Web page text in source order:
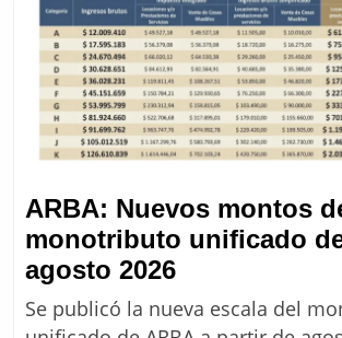
precios
de
Massalin
desde
agosto
2026
ARBA: Nuevos montos
monotributo unificado
agosto 2026ARBA:
Nuevos
montos
Se publicó la nueva escala del